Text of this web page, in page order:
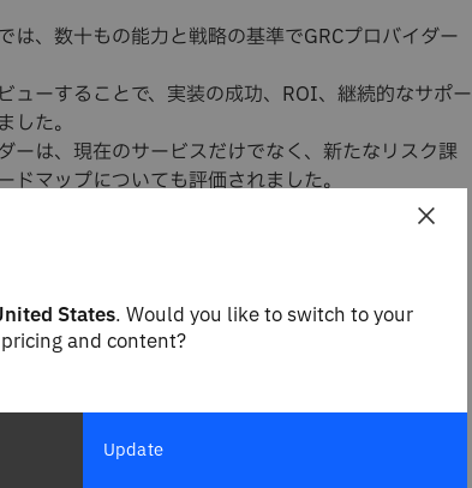
は、数十もの能力と戦略の基準でGRCプロバイダー
ューすることで、実装の成功、ROI、継続的なサポー
した。
ーは、現在のサービスだけでなく、新たなリスク課
ドマップについても評価されました。
ートでは、市場シェア、成長軌道、地理的リーチに
能性、拡張性について注意を払いました。
すること
。
×
States. Would you like to switch to your
and content?
Update